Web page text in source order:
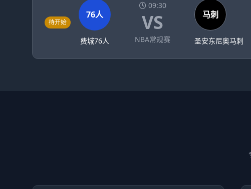
待开始
76人
费城76人
09:30
VS
NBA常规赛
马刺
圣安东尼奥马刺